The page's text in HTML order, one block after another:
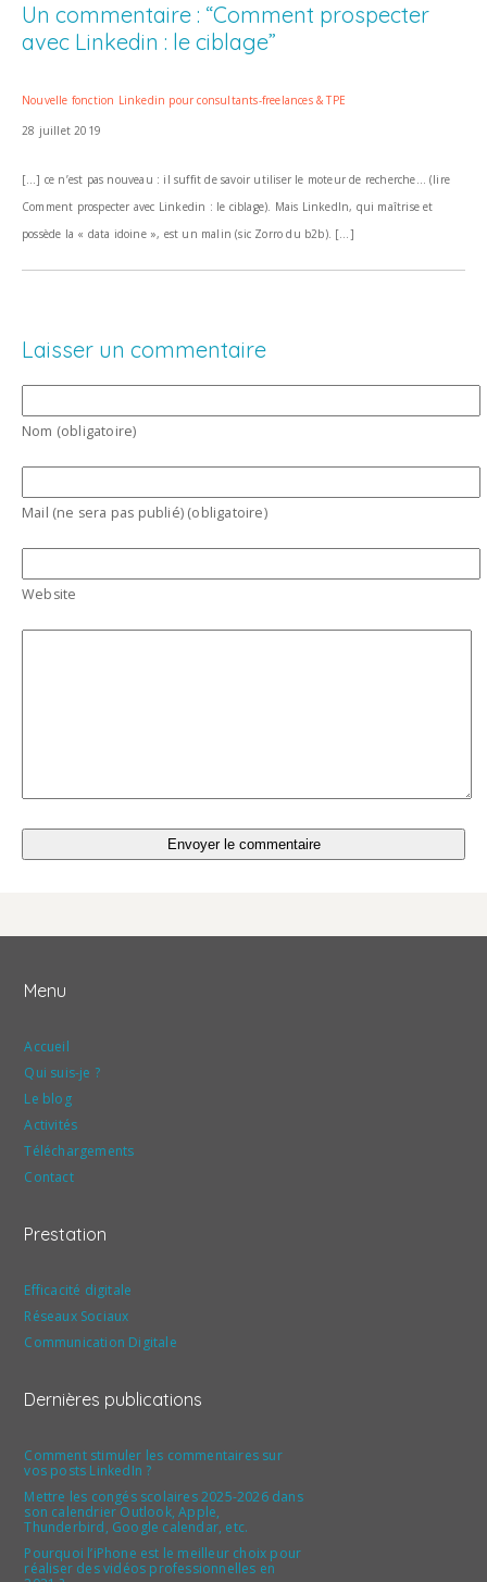
Un commentaire : “Comment prospecter
avec Linkedin : le ciblage”
Nouvelle fonction Linkedin pour consultants-freelances & TPE
28 juillet 2019
[…] ce n’est pas nouveau : il suffit de savoir utiliser le moteur de recherche… (lire
Comment prospecter avec Linkedin : le ciblage). Mais LinkedIn, qui maîtrise et
possède la « data idoine », est un malin (sic Zorro du b2b). […]
Laisser un commentaire
Nom (obligatoire)
Mail (ne sera pas publié) (obligatoire)
Website
Menu
Accueil
Qui suis-je ?
Le blog
Activités
Téléchargements
Contact
Prestation
Efficacité digitale
Réseaux Sociaux
Communication Digitale
Dernières publications
Comment stimuler les commentaires sur
vos posts LinkedIn ?
Mettre les congés scolaires 2025-2026 dans
son calendrier Outlook, Apple,
Thunderbird, Google calendar, etc.
Pourquoi l’iPhone est le meilleur choix pour
réaliser des vidéos professionnelles en